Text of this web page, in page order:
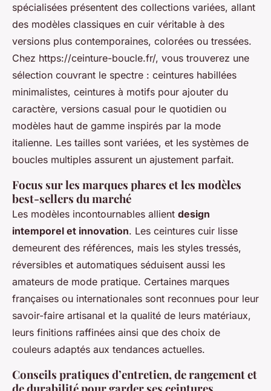
spécialisées présentent des collections variées, allant
des modèles classiques en cuir véritable à des
versions plus contemporaines, colorées ou tressées.
Chez https://ceinture-boucle.fr/, vous trouverez une
sélection couvrant le spectre : ceintures habillées
minimalistes, ceintures à motifs pour ajouter du
caractère, versions casual pour le quotidien ou
modèles haut de gamme inspirés par la mode
italienne. Les tailles sont variées, et les systèmes de
boucles multiples assurent un ajustement parfait.
Focus sur les marques phares et les modèles
best-sellers du marché
Les modèles incontournables allient design
intemporel et innovation. Les ceintures cuir lisse
demeurent des références, mais les styles tressés,
réversibles et automatiques séduisent aussi les
amateurs de mode pratique. Certaines marques
françaises ou internationales sont reconnues pour leur
savoir-faire artisanal et la qualité de leurs matériaux,
leurs finitions raffinées ainsi que des choix de
couleurs adaptés aux tendances actuelles.
Conseils pratiques d’entretien, de rangement et